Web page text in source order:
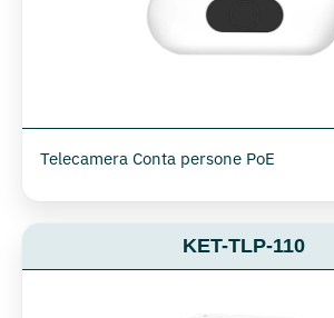
Telecamera Conta persone PoE
KET-TLP-110